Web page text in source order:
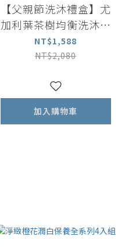
【父親節洗沐禮盒】尤
加利葉茶樹均衡洗沐組
(沐浴露500ml+洗髮露
500ml) |中油性適用
NT$1,588
NT$2,080
加入購物車